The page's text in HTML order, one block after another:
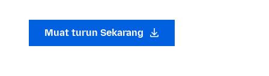
Muat turun Sekarang